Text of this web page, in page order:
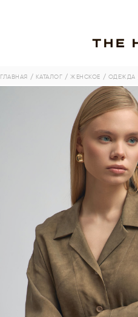
ГЛАВНАЯ / КАТАЛОГ / ЖЕНСКОЕ / ОДЕЖДА